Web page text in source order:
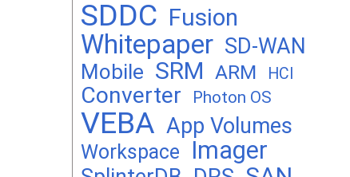
SDDC Fusion
Whitepaper SD-WAN
Mobile SRM ARM HCI
Converter Photon OS
VEBA App Volumes
Workspace Imager